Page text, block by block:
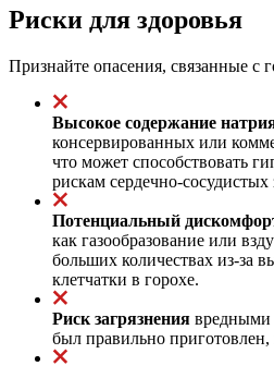
Риски для здоровья
Признайте опасения, связанные с
Высокое содержание
консервированных или
что может способствовать
рискам сердечно-сосудистых
Потенциальный
как газообразование или
больших количествах из-за
клетчатки в горохе.
Риск загрязнения вредными
был правильно